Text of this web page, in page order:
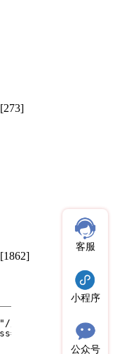
[273]
[1862]
客服
小程序
公众号